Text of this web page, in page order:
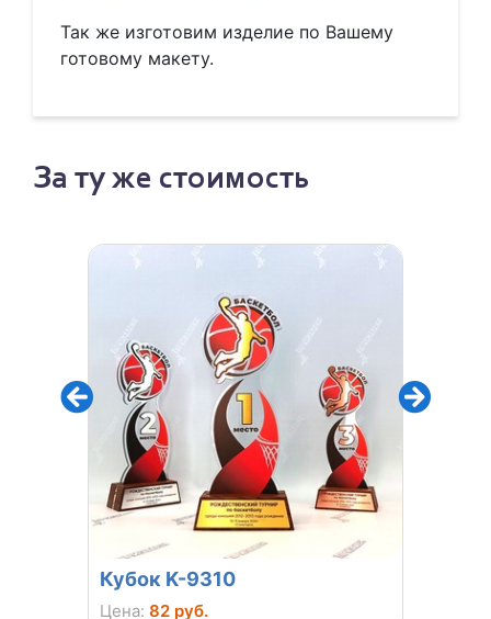
Так же изготовим изделие по Вашему
готовому макету.
За ту же стоимость
Кубок K-9310
Цена: 82 руб.